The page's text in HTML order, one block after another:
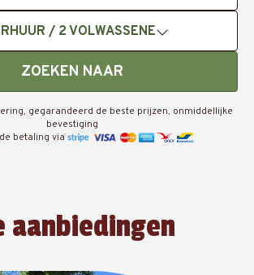
/ 2 VOLWASSENE
ZOEKEN NAAR
gegarandeerd de beste prijzen, onmiddellijke
bevestiging
betaling via
aanbiedingen